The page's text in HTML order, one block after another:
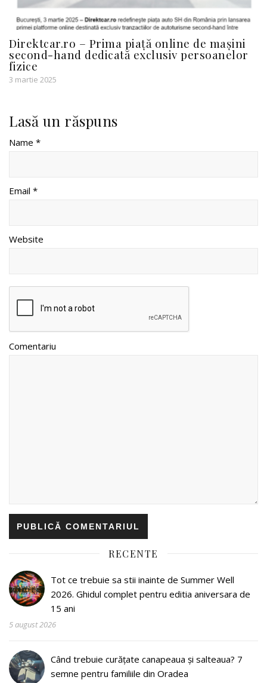
Direktcar.ro – Prima piață online de mașini
second-hand dedicată exclusiv persoanelor
fizice
3 martie 2025
Lasă un răspuns
Name *
Email *
Website
Comentariu
RECENTE
Tot ce trebuie sa stii inainte de Summer Well
2026. Ghidul complet pentru editia aniversara de
15 ani
5 august 2026
Când trebuie curățate canapeaua și salteaua? 7
semne pentru familiile din Oradea